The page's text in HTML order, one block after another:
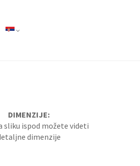
DIMENZIJE:
sliku ispod možete videti
dimenzije